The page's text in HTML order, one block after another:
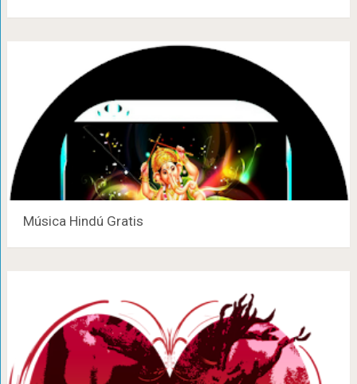
Música Hindú Gratis